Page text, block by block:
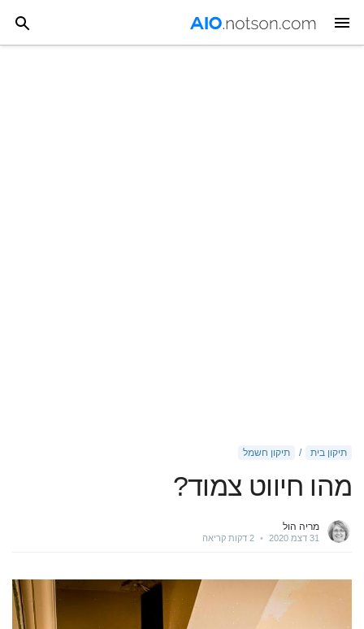
תיקון בית תיקון חשמל
מהו חיווט צמוד?
מריה הול
31 דצמ 2020 •